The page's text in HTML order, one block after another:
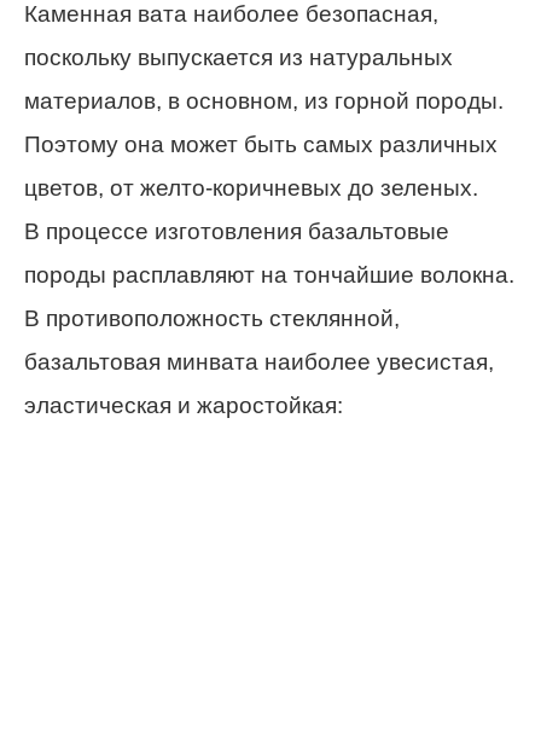
Каменная вата наиболее безопасная,
поскольку выпускается из натуральных
материалов, в основном, из горной породы.
Поэтому она может быть самых различных
цветов, от желто-коричневых до зеленых.
В процессе изготовления базальтовые
породы расплавляют на тончайшие волокна.
В противоположность стеклянной,
базальтовая минвата наиболее увесистая,
эластическая и жаростойкая: